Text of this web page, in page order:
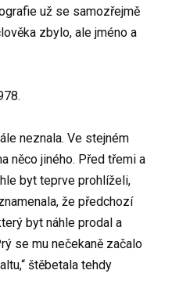
už se samozřejmě
zbylo, ale jméno a
neznala. Ve stejném
něco jiného. Před třemi a
byt teprve prohlíželi,
že předchozí
byt náhle prodal a
se mu nečekaně začalo
štěbetala tehdy